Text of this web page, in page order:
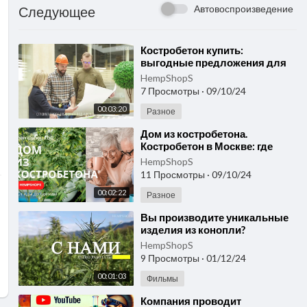
Следующее Автовоспроизведение
00:03:20
⁣Костробетон купить:
выгодные предложения для
строительства экологичного
дома
HempShopS
7 Просмотры · 09/10/24
Разное
00:02:22
⁣Дом из костробетона.
Костробетон в Москве: где
купить по выгодной цене для
строительства дома.
HempShopS
11 Просмотры · 09/10/24
Разное
00:01:03
⁣Вы производите уникальные
изделия из конопли?
HempShops.biz приглашает вас
расширить свои горизонты!
HempShopS
9 Просмотры · 01/12/24
Фильмы
⁣Компания проводит